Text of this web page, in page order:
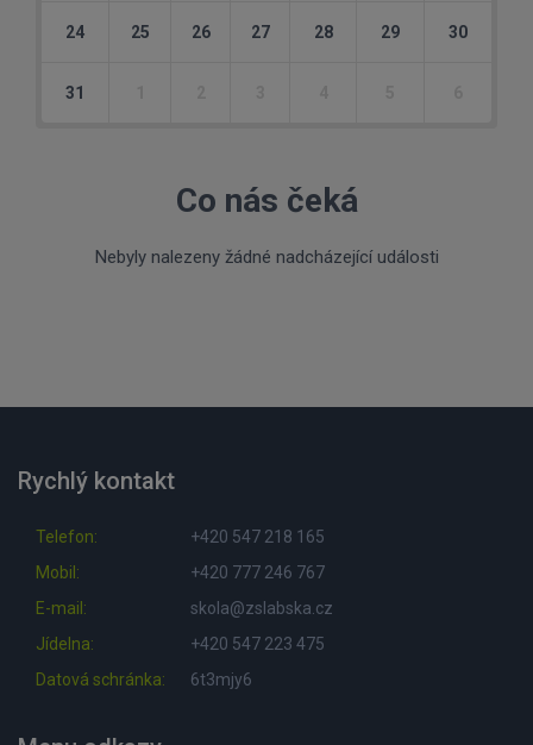
24 25 26 27 28 29 30
31
Co nás čeká
Nebyly nalezeny žádné nadcházející události
Rychlý kontakt
Telefon:
+420 547 218 165
Mobil:
+420 777 246 767
E-mail:
skola@zslabska.cz
Jídelna:
+420 547 223 475
Datová schránka:
6t3mjy6